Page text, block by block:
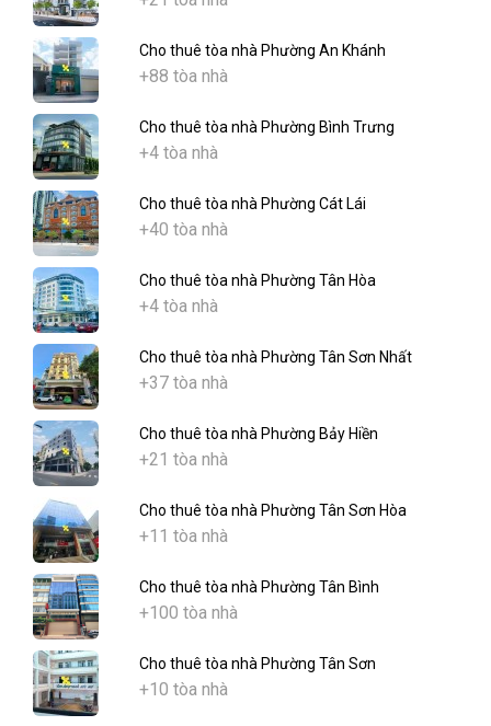
Cho thuê tòa nhà Phường An Khánh
+88 tòa nhà
Cho thuê tòa nhà Phường Bình Trưng
+4 tòa nhà
Cho thuê tòa nhà Phường Cát Lái
+40 tòa nhà
Cho thuê tòa nhà Phường Tân Hòa
+4 tòa nhà
Cho thuê tòa nhà Phường Tân Sơn Nhất
+37 tòa nhà
Cho thuê tòa nhà Phường Bảy Hiền
+21 tòa nhà
Cho thuê tòa nhà Phường Tân Sơn Hòa
+11 tòa nhà
Cho thuê tòa nhà Phường Tân Bình
+100 tòa nhà
Cho thuê tòa nhà Phường Tân Sơn
+10 tòa nhà